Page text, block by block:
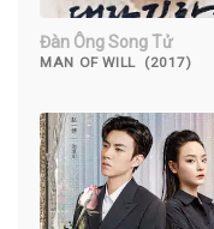
Đàn Ông Song Tử
MAN OF WILL (2017)